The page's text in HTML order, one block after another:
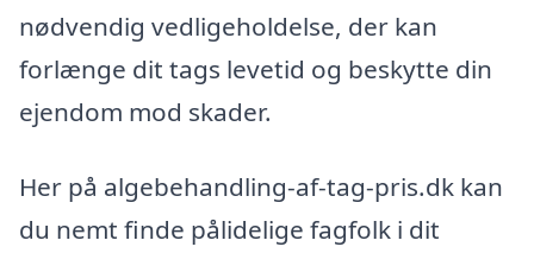
nødvendig vedligeholdelse, der kan
forlænge dit tags levetid og beskytte din
ejendom mod skader.
Her på algebehandling-af-tag-pris.dk kan
du nemt finde pålidelige fagfolk i dit